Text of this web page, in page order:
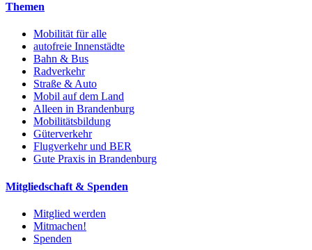
Themen
Mobilität für alle
autofreie Innenstädte
Bahn & Bus
Radverkehr
Straße & Auto
Mobil auf dem Land
Alleen in Brandenburg
Mobilitätsbildung
Güterverkehr
Flugverkehr und BER
Gute Praxis in Brandenburg
Mitgliedschaft & Spenden
Mitglied werden
Mitmachen!
Spenden